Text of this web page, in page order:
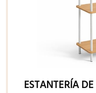
ESTANTERÍA